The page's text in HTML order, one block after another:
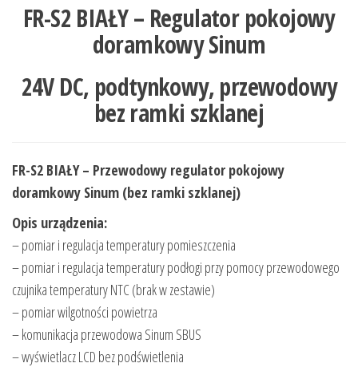
FR-S2 BIAŁY – Regulator pokojowy
doramkowy Sinum
24V DC, podtynkowy, przewodowy
bez ramki szklanej
FR-S2 BIAŁY – Przewodowy regulator pokojowy
doramkowy Sinum (bez ramki szklanej)
Opis urządzenia:
– pomiar i regulacja temperatury pomieszczenia
– pomiar i regulacja temperatury podłogi przy pomocy przewodowego
czujnika temperatury NTC (brak w zestawie)
– pomiar wilgotności powietrza
– komunikacja przewodowa Sinum SBUS
– wyświetlacz LCD bez podświetlenia